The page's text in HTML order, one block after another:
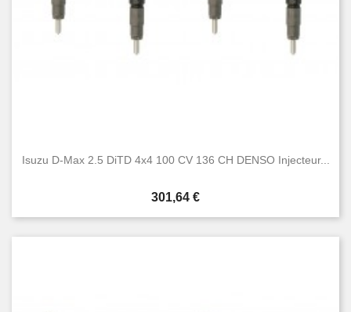
Isuzu D-Max 2.5 DiTD 4x4 100 CV 136 CH DENSO Injecteur...
Prix
301,64 €